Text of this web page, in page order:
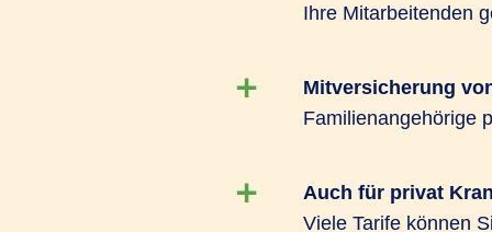
Ihre Mitarbeitenden
Mitversicherung
Familienangehörige
Auch für privat
Viele Tarife können